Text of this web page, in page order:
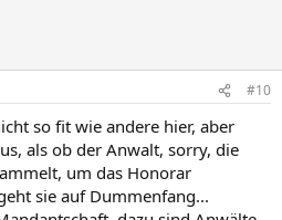
#10
so fit wie andere hier, aber
als ob der Anwalt, sorry, die
um das Honorar
sie auf Dummenfang...